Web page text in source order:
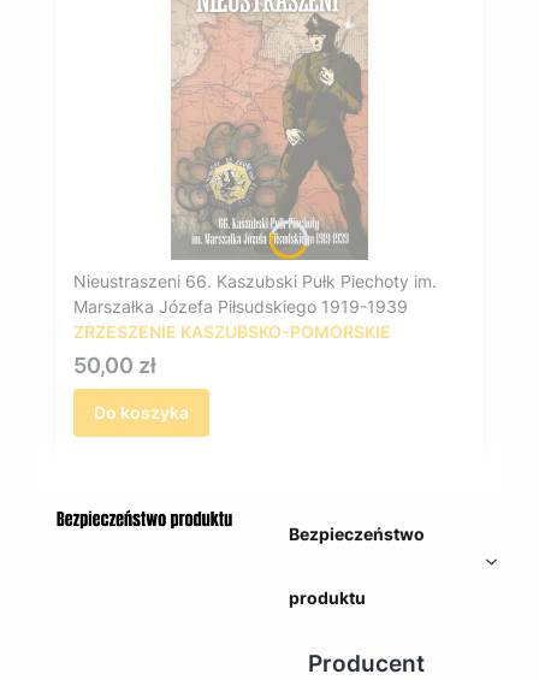
Nieustraszeni 66. Kaszubski Pułk Piechoty im.
Marszałka Józefa Piłsudskiego 1919-1939
ZRZESZENIE KASZUBSKO-POMORSKIE
Cena
50,00 zł
Do koszyka
Bezpieczeństwo
produktu
Producent